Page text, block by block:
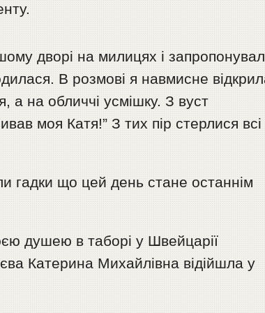
дворі на милицях і
В розмові я навмисне
а на обличчі усмішку. З вуст
моя Катя!” З тих пір стерлися всі
гадки що цей день стане останнім
душею в таборі у Швейцарії
Катерина Михайлівна відійшла у